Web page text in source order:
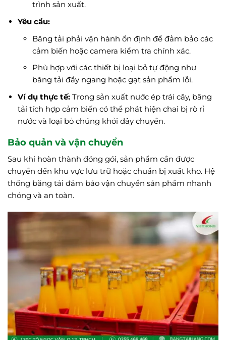
trình sản xuất.
Yêu cầu:
Băng tải phải vận hành ổn định để đảm bảo các
cảm biến hoặc camera kiểm tra chính xác.
Phù hợp với các thiết bị loại bỏ tự động như
băng tải đẩy ngang hoặc gạt sản phẩm lỗi.
Ví dụ thực tế: Trong sản xuất nước ép trái cây, băng
tải tích hợp cảm biến có thể phát hiện chai bị rò rỉ
nước và loại bỏ chúng khỏi dây chuyền.
Bảo quản và vận chuyển
Sau khi hoàn thành đóng gói, sản phẩm cần được
chuyển đến khu vực lưu trữ hoặc chuẩn bị xuất kho. Hệ
thống băng tải đảm bảo vận chuyển sản phẩm nhanh
chóng và an toàn.